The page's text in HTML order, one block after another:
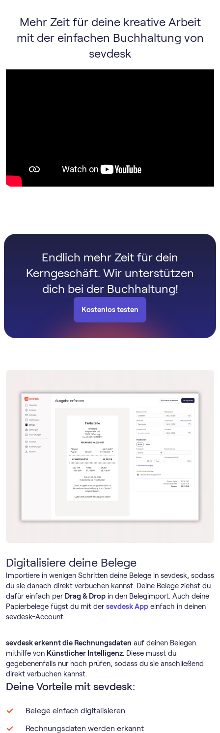
Mehr Zeit für deine kreative Arbeit
mit der einfachen Buchhaltung von
sevdesk
Endlich mehr Zeit für dein
Kerngeschäft. Wir unterstützen
dich bei der Buchhaltung!
Kostenlos testen
Digitalisiere deine Belege
Importiere in wenigen Schritten deine Belege in sevdesk, sodass
du sie danach direkt verbuchen kannst. Deine Belege ziehst du
dafür einfach per Drag & Drop in den Belegimport. Auch deine
Papierbelege fügst du mit dersevdesk App einfach in deinen
sevdesk-Account.
sevdesk erkennt die Rechnungsdaten auf deinen Belegen
mithilfe von Künstlicher Intelligenz. Diese musst du
gegebenenfalls nur noch prüfen, sodass du sie anschließend
direkt verbuchen kannst.
Deine Vorteile mit sevdesk:
Belege einfach digitalisieren
Rechnungsdaten werden erkannt